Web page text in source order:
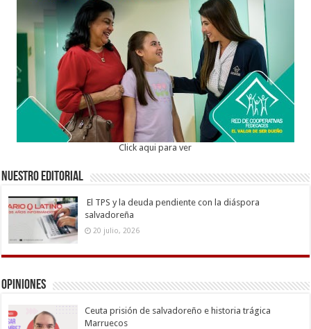
Click aqui para ver
Nuestro Editorial
El TPS y la deuda pendiente con la diáspora
salvadoreña
20 julio, 2026
Opiniones
Ceuta prisión de salvadoreño e historia trágica
Marruecos